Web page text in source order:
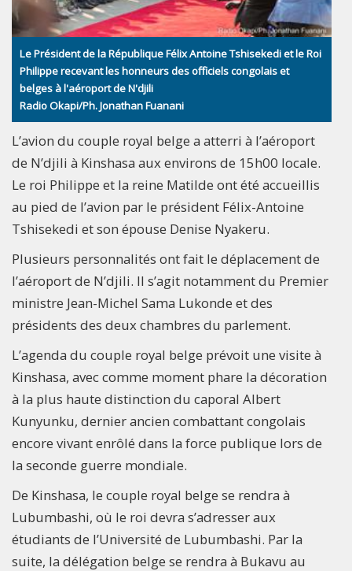
Le Président de la République Félix Antoine Tshisekedi et le Roi
Philippe recevant les honneurs des officiels congolais et
belges à l'aéroport de N'djili
Radio Okapi/Ph. Jonathan Fuanani
L’avion du couple royal belge a atterri à l’aéroport
de N’djili à Kinshasa aux environs de 15h00 locale.
Le roi Philippe et la reine Matilde ont été accueillis
au pied de l’avion par le président Félix-Antoine
Tshisekedi et son épouse Denise Nyakeru.
Plusieurs personnalités ont fait le déplacement de
l’aéroport de N’djili. Il s’agit notamment du Premier
ministre Jean-Michel Sama Lukonde et des
présidents des deux chambres du parlement.
L’agenda du couple royal belge prévoit une visite à
Kinshasa, avec comme moment phare la décoration
à la plus haute distinction du caporal Albert
Kunyunku, dernier ancien combattant congolais
encore vivant enrôlé dans la force publique lors de
la seconde guerre mondiale.
De Kinshasa, le couple royal belge se rendra à
Lubumbashi, où le roi devra s’adresser aux
étudiants de l’Université de Lubumbashi. Par la
suite, la délégation belge se rendra à Bukavu au